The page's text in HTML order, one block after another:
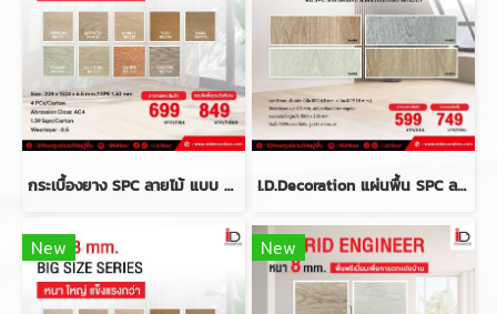
กระเบื้องยาง SPC ลายไม้ แบบ CLICK LOCK รุ่น NX-C-BIGSIZE SERIES 2 ความหนา 8 mm. I.D.Decoration แผ่นพื้น SPC ลายไม้แบบ CLICK LOCK ขนาด 230x1500x8 mm. ความหนา 8 mm.
New New